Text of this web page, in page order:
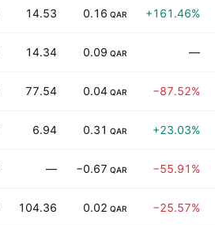
14.53 0.16 QAR +161.46%
14.34 0.09 QAR —
77.54 0.04 QAR −87.52%
6.94 0.31 QAR +23.03%
— −0.67 QAR −55.91%
104.36 0.02 QAR −25.57%